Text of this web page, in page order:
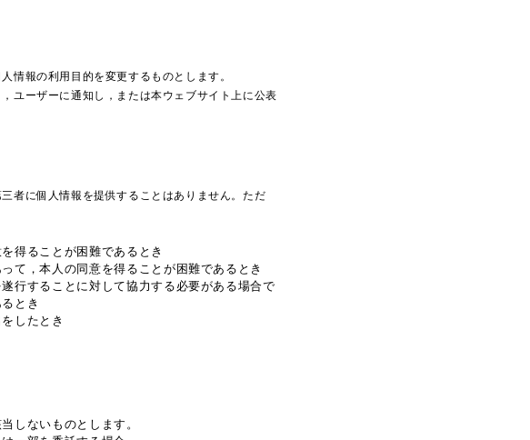
情報の利用目的を変更するものとします。
ユーザーに通知し，または本ウェブサイト上に公表
者に個人情報を提供することはありません。ただ
得ることが困難であるとき
て，本人の同意を得ることが困難であるとき
行することに対して協力する必要がある場合で
とき
したとき
しないものとします。